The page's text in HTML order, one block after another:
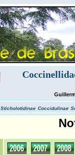
Sticholotidinae Coccidulinae